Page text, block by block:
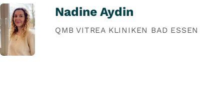
Nadine Aydin
QMB VITREA KLINIKEN BAD ESSEN